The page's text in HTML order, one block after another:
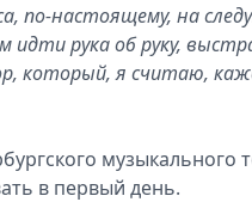
по-настоящему, на
идти рука об руку,
который, я считаю,
в первый день.